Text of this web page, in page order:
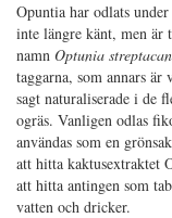
Opuntia har odlats
inte längre känt, men är
namn Optunia
taggarna, som annars
sagt naturaliserade i de
ogräs. Vanligen odlas
användas som en
att hitta kaktusextraktet
att hitta antingen som
vatten och dricker.